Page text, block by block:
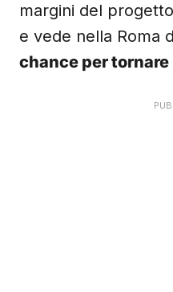
margini del
e vede nella Roma
chance per